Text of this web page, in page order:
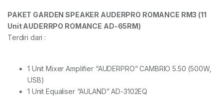
PAKET GARDEN SPEAKER AUDERPRO ROMANCE RM3 (11
Unit AUDERRPO ROMANCE AD-65RM)
Terdiri dari :
1 Unit Mixer Amplifier “AUDERPRO” CAMBRIO 5.50 (500W,
USB)
1 Unit Equaliser “AULAND” AD-3102EQ